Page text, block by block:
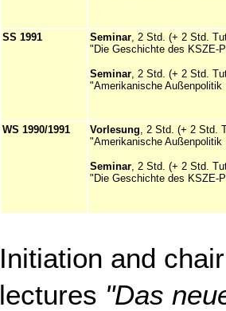
SS 1991 Seminar , 2 Std. (+ 2 Std.
"Die Geschichte des KSZE-
Seminar , 2 Std. (+ 2 Std.
"Amerikanische Außenpolitik
WS 1990/1991 Vorlesung , 2 Std. (+ 2 Std.
"Amerikanische Außenpolitik
Seminar , 2 Std. (+ 2 Std.
"Die Geschichte des KSZE-
Initiation and
lectures "Das